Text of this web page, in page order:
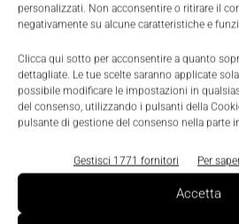
personalizzati. Non acconsentire o ritirare il
negativamente su alcune caratteristiche e
Clicca qui sotto per acconsentire a quanto
dettagliate. Le tue scelte saranno applicate
possibile modificare le impostazioni in
del consenso, utilizzando i pulsanti della
pulsante di gestione del consenso nella parte
Gestisci 1771 fornitori Per
Accetta
Produzione e
Produzione e
e servizi nei settori agricoltura,
incluse le attività di ricettività
competenze).
Promozione della sensibilità
valorizzazione o riqualificazione